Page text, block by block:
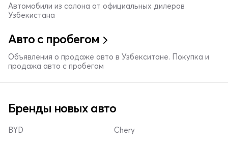
Автомобили из салона от официальных дилеров
Узбекистана
Авто с пробегом
Объявления о продаже авто в Узбекситане. Покупка и
продажа авто с пробегом
Бренды новых авто
BYD Chery